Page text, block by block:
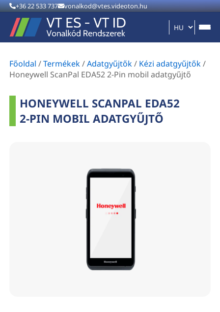
+36 22 533 737 vonalkod@vtes.videoton.hu
Főoldal /Termékek/Adatgyűjtők/ Kézi adatgyűjtők/
Honeywell ScanPal EDA52 2-Pin mobil adatgyűjtő
HONEYWELL SCANPAL EDA52
2-PIN MOBIL ADATGYŰJTŐ